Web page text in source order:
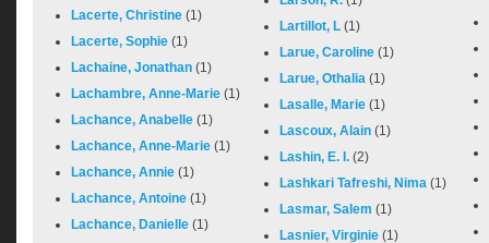
Lacerte, Christine (1)
Lacerte, Sophie (1)
Lachaine, Jonathan (1)
Lachambre, Anne-Marie (1)
Lachance, Anabelle (1)
Lachance, Anne-Marie (1)
Lachance, Annie (1)
Lachance, Antoine (1)
Lachance, Danielle (1)
Lartillot, L (1)
Larue, Caroline (1)
Larue, Othalia (1)
Lasalle, Marie (1)
Lascoux, Alain (1)
Lashin, E. I. (2)
Lashkari Tafreshi, Nima (1)
Lasmar, Salem (1)
Lasnier, Virginie (1)